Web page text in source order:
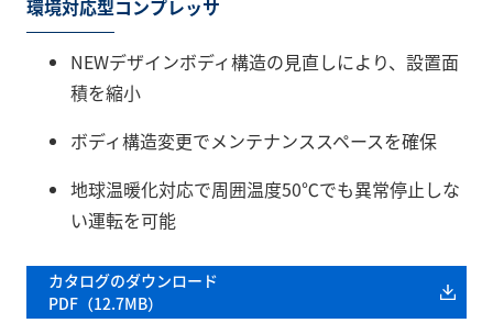
環境対応型コンプレッサ
NEWデザインボディ構造の見直しにより、設置面
積を縮小
ボディ構造変更でメンテナンススペースを確保
地球温暖化対応で周囲温度50℃でも異常停止しな
い運転を可能
カタログのダウンロード
PDF（12.7MB）